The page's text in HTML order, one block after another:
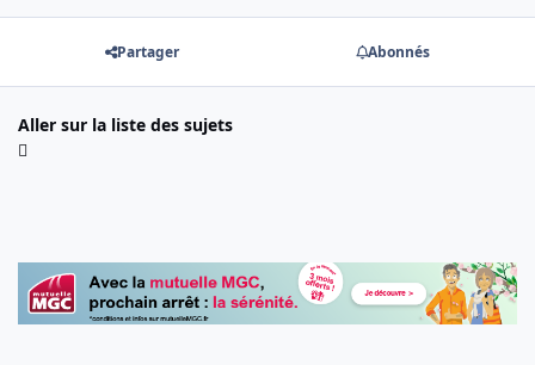
Partager Abonnés
Aller sur la liste des sujets